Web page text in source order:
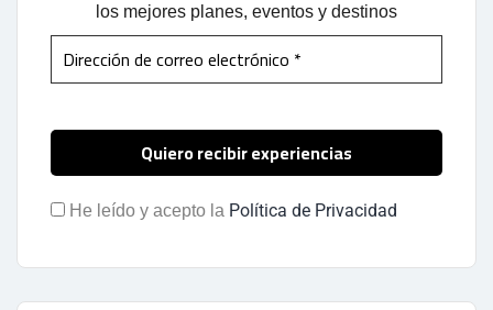
los mejores planes, eventos y destinos
He leído y acepto la Política de Privacidad